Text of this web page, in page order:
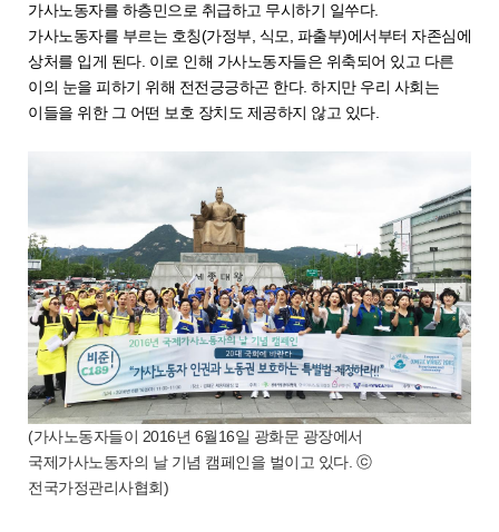
가사노동자를 하층민으로 취급하고 무시하기 일쑤다.
가사노동자를 부르는 호칭(가정부, 식모, 파출부)에서부터 자존심에
상처를 입게 된다. 이로 인해 가사노동자들은 위축되어 있고 다른
이의 눈을 피하기 위해 전전긍긍하곤 한다. 하지만 우리 사회는
이들을 위한 그 어떤 보호 장치도 제공하지 않고 있다.
(가사노동자들이 2016년 6월16일 광화문 광장에서
국제가사노동자의 날 기념 캠페인을 벌이고 있다. ⓒ
전국가정관리사협회)